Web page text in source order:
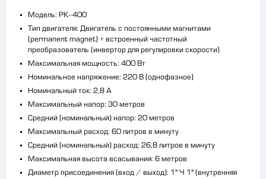
Модель: PK-400
Тип двигателя: Двигатель с постоянными магнитами
(permanent magnet) + встроенный частотный
преобразователь (инвертор для регулировки скорости)
Максимальная мощность: 400 Вт
Номинальное напряжение: 220 В (однофазное)
Номинальный ток: 2,8 А
Максимальный напор: 30 метров
Средний (номинальный) напор: 20 метров
Максимальный расход: 60 литров в минуту
Средний (номинальный) расход: 26,8 литров в минуту
Максимальная высота всасывания: 6 метров
Диаметр присоединения (вход / выход): 1" × 1" (внутренняя